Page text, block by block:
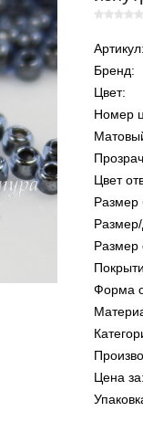
Артикул:
Бренд:
Цвет:
Номер
Цвет
Размер
Размер
Форма
Цена за: